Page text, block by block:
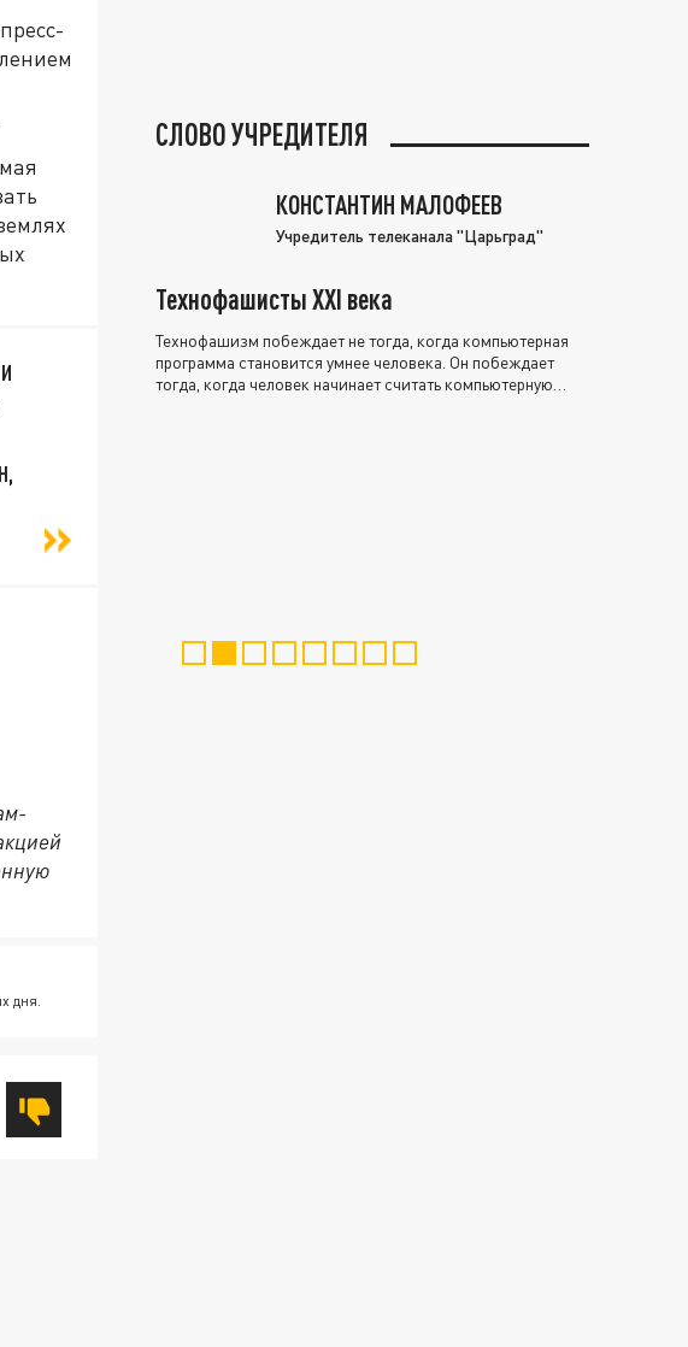
дня.
СЛОВО УЧРЕДИТЕЛЯ
КОНСТАНТИН МАЛОФЕЕВ
Учредитель телеканала "Царьград"
Технофашисты XXI века
Технофашизм побеждает не тогда, когда компьютерная
программа становится умнее человека. Он побеждает
тогда, когда человек начинает считать компьютерную